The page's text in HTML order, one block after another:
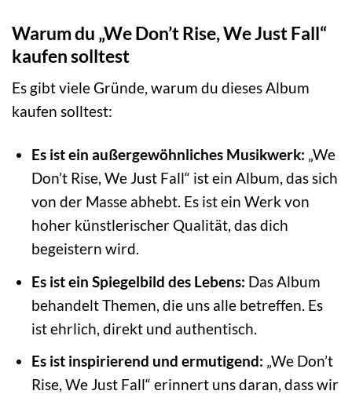
Warum du „We Don’t Rise, We Just Fall“
kaufen solltest
Es gibt viele Gründe, warum du dieses Album
kaufen solltest:
Es ist ein außergewöhnliches Musikwerk: „We
Don’t Rise, We Just Fall“ ist ein Album, das sich
von der Masse abhebt. Es ist ein Werk von
hoher künstlerischer Qualität, das dich
begeistern wird.
Es ist ein Spiegelbild des Lebens: Das Album
behandelt Themen, die uns alle betreffen. Es
ist ehrlich, direkt und authentisch.
Es ist inspirierend und ermutigend: „We Don’t
Rise, We Just Fall“ erinnert uns daran, dass wir